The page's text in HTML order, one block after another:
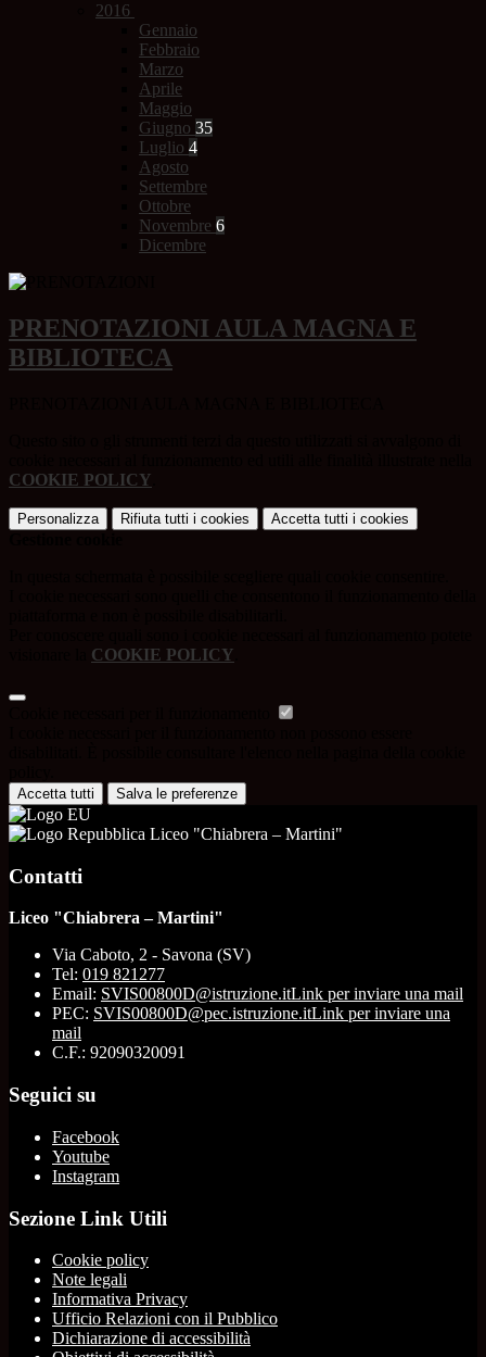
2016
Gennaio
Febbraio
Marzo
Aprile
Maggio
Giugno 35
Luglio 4
Agosto
Settembre
Ottobre
Novembre 6
Dicembre
PRENOTAZIONI AULA MAGNA E
BIBLIOTECA
COOKIE POLICY
Personalizza Rifiuta tutti i cookies Accetta tutti i cookies
COOKIE POLICY
Accetta tutti Salva le preferenze
Liceo "Chiabrera – Martini"
Contatti
Liceo "Chiabrera – Martini"
Via Caboto, 2 - Savona (SV)
Tel: 019 821277
Email: SVIS00800D@istruzione.itLink per inviare una mail
PEC: SVIS00800D@pec.istruzione.itLink per inviare una
mail
C.F.: 92090320091
Seguici su
Facebook
Youtube
Instagram
Sezione Link Utili
Cookie policy
Note legali
Informativa Privacy
Ufficio Relazioni con il Pubblico
Dichiarazione di accessibilità